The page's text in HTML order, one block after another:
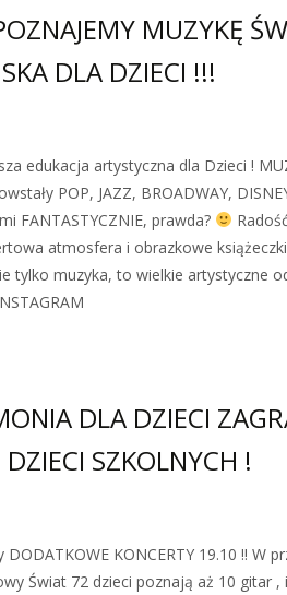
MUZYKĘ
DLA DZIECI !!!
edukacja artystyczna dla Dzieci !
POP, JAZZ, BROADWAY,
FANTASTYCZNIE, prawda?
atmosfera i obrazkowe
tylko muzyka, to wielkie artystyczne
DLA DZIECI
SZKOLNYCH !
KONCERTY 19.10 !! W
Świat 72 dzieci poznają aż 10 gitar ,